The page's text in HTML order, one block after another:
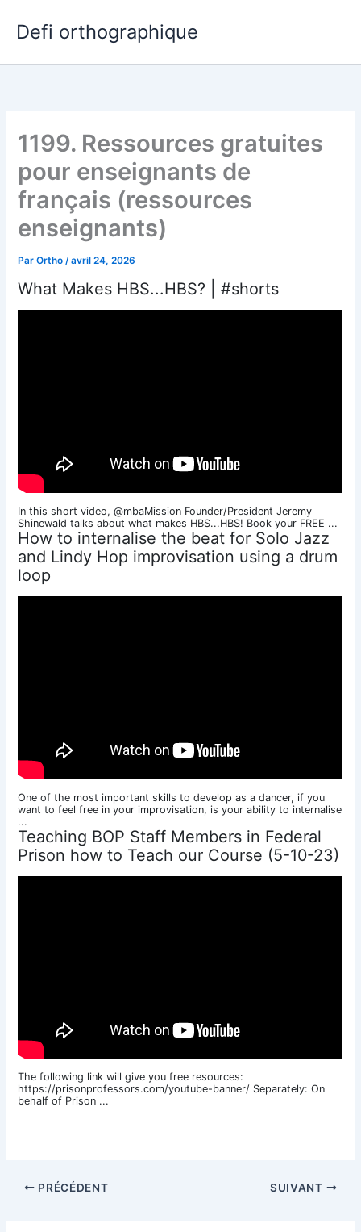
Defi orthographique
1199. Ressources gratuites
pour enseignants de
français (ressources
enseignants)
ParOrtho/avril 24, 2026
What Makes HBS...HBS? | #shorts
In this short video, @mbaMission Founder/President Jeremy
Shinewald talks about what makes HBS...HBS! Book your FREE ...
How to internalise the beat for Solo Jazz
and Lindy Hop improvisation using a drum
loop
One of the most important skills to develop as a dancer, if you
want to feel free in your improvisation, is your ability to internalise
...
Teaching BOP Staff Members in Federal
Prison how to Teach our Course (5-10-23)
The following link will give you free resources:
https://prisonprofessors.com/youtube-banner/ Separately: On
behalf of Prison ...
PRÉCÉDENT SUIVANT